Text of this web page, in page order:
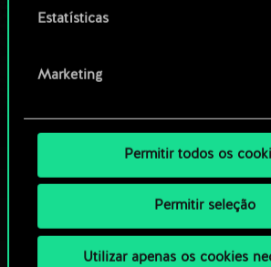
Estatísticas
Marketing
Permitir todos os
Permitir seleção
Utilizar apenas os cookies
comunidade